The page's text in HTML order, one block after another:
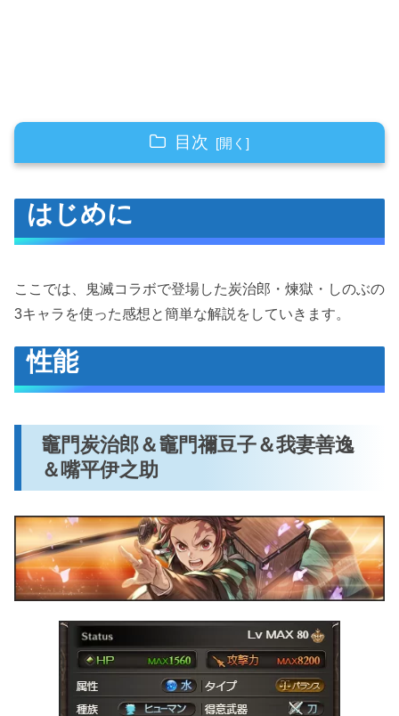
目次
性能
解説
煉獄杏寿郎
解説
胡蝶しのぶ
解説
まとめ
はじめに
ここでは、鬼滅コラボで登場した炭治郎・煉獄・しのぶの
3キャラを使った感想と簡単な解説をしていきます。
性能
竈門炭治郎＆竈門禰豆子＆我妻善逸
＆嘴平伊之助